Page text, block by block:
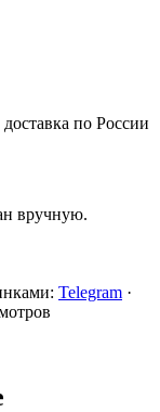
по России
вручную.
Telegram ·